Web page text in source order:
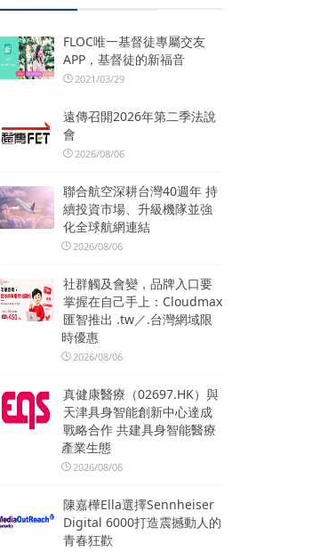
FLOC唯一基督徒專屬交友
APP，基督徒的新福音
2021/03/29
遠傳召開2026年第二季法說
會
2026/08/06
聯合航空深耕台灣40週年 持
續投資市場、升級機隊並強
化全球航網連結
2026/08/06
社群觸及會變，品牌入口要
掌握在自己手上：Cloudmax
匯智推出 .tw／.台灣網域限
時優惠
2026/08/06
真健康醫療（02697.HK）與
天津具身智能創新中心達成
戰略合作 共建具身智能醫療
產業生態
2026/08/06
陳嘉樺Ella選擇Sennheiser
Digital 6000打造震撼動人的
青春狂歡